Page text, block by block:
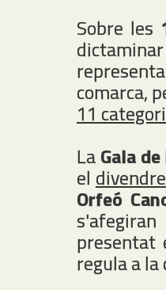
Sobre les
comarca,
11
LaGala
el
Orfeó
presentat
regula a